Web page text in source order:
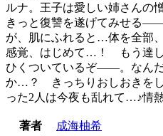
ルナ。王子は愛しい姉さんの
きっと復讐を遂げてみせる
が、肌にふれると…体を全部
感覚、はじめて…！ もう達
ひくついているぞ――。なん
か…？ きっちりおしおきを
った2人は今夜も乱れて…♪情
著者
成海柚希